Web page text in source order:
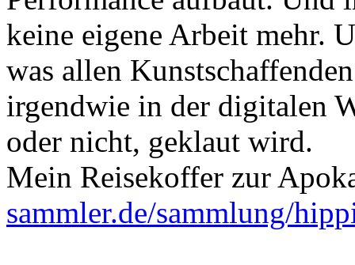
keine eigene Arbeit mehr.
was allen
irgendwie in der digitalen
oder nicht, geklaut wird.
Mein Reisekoffer zur
sammler.de/sammlung/